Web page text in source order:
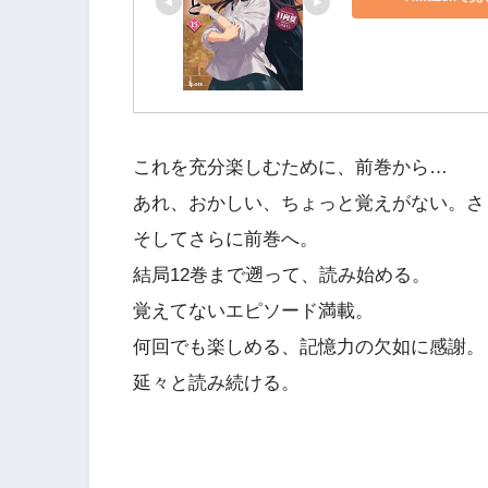
これを充分楽しむために、前巻から…
あれ、おかしい、ちょっと覚えがない。さ
そしてさらに前巻へ。
結局12巻まで遡って、読み始める。
覚えてないエピソード満載。
何回でも楽しめる、記憶力の欠如に感謝。
延々と読み続ける。